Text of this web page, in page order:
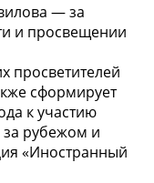
— за
и просвещении
просветителей
сформирует
к участию
за рубежом и
«Иностранный